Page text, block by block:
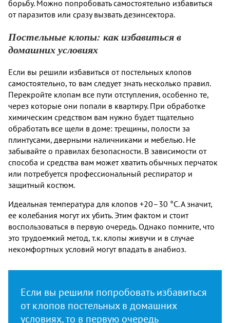
борьбу. Можно попробовать самостоятельно избавиться
от паразитов или сразу вызвать дезинсектора.
Постельные клопы: как избавиться в
домашних условиях
Если вы решили избавиться от постельных клопов
самостоятельно, то вам следует знать несколько правил.
Перекройте клопам все пути отступления, особенно те,
через которые они попали в квартиру. При обработке
химическим средством вам нужно будет тщательно
обработать все щели в доме: трещины, полости за
плинтусами, дверными наличниками и мебелью. Не
забывайте о правилах безопасности. В зависимости от
способа и средства вам может хватить обычных перчаток
или потребуется профессиональный респиратор и
защитный костюм.
Идеальная температура для клопов +20–30 °С. А значит,
ее колебания могут их убить. Этим фактом и стоит
воспользоваться в первую очередь. Однако помните, что
это трудоемкий метод, т.к. клопы живучи и в случае
некомфортных условий могут впадать в анабиоз.
Если вы решили попробовать избавиться
от клопов постельных в домашних
условиях, то в первую очередь